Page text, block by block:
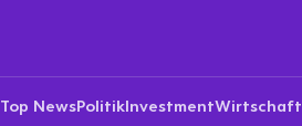
Top NewsPolitikInvestmentWirtschaft